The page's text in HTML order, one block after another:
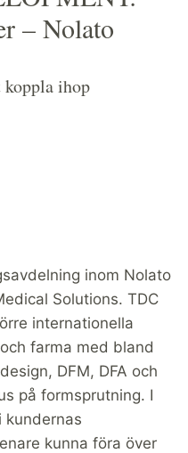
– Nolato
ihop
inom Nolato
Solutions. TDC
internationella
farma med bland
DFM, DFA och
på formsprutning. I
kundernas
kunna föra över